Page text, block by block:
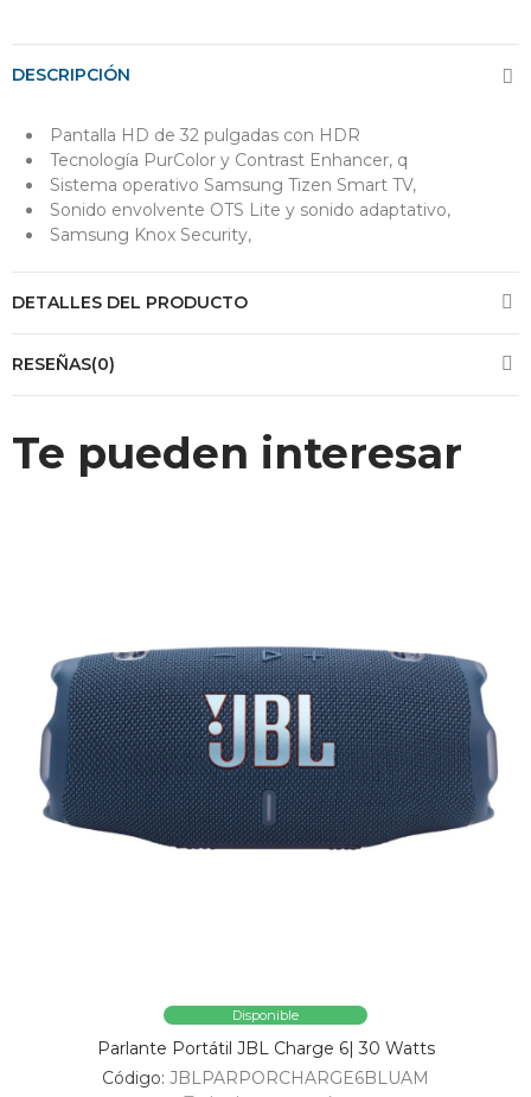
DESCRIPCIÓN
Pantalla HD de 32 pulgadas con HDR
Tecnología PurColor y Contrast Enhancer, q
Sistema operativo Samsung Tizen Smart TV,
Sonido envolvente OTS Lite y sonido adaptativo,
Samsung Knox Security,
DETALLES DEL PRODUCTO
RESEÑAS(0)
Te pueden interesar
Disponible
Parlante Portátil JBL Charge 6| 30 Watts
Código: JBLPARPORCHARGE6BLUAM